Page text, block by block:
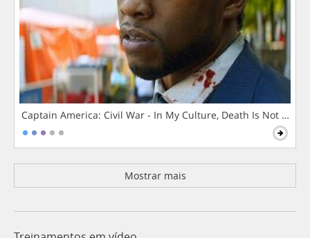
Captain America: Civil War - In My Culture, Death Is Not The
Mostrar mais